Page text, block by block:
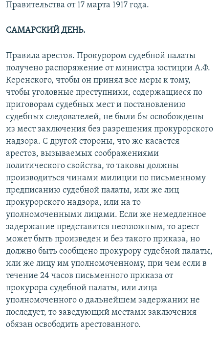
Правительства от 17 марта 1917 года.
САМАРСКИЙ ДЕНЬ.
Правила арестов. Прокурором судебной палаты
получено распоряжение от министра юстиции А.Ф.
Керенского, чтобы он принял все меры к тому,
чтобы уголовные преступники, содержащиеся по
приговорам судебных мест и постановлению
судебных следователей, не были бы освобождены
из мест заключения без разрешения прокурорского
надзора. С другой стороны, что же касается
арестов, вызываемых соображениями
политического свойства, то таковы должны
производиться чинами милиции по письменному
предписанию судебной палаты, или же лиц
прокурорского надзора, или на то
уполномоченными лицами. Если же немедленное
задержание представится неотложным, то арест
может быть произведен и без такого приказа, но
должно быть сообщено прокурору судебной палаты,
или же лицу им уполномоченному, при чем если в
течение 24 часов письменного приказа от
прокурора судебной палаты, или лица
уполномоченного о дальнейшем задержании не
последует, то заведующий местами заключения
обязан освободить арестованного.